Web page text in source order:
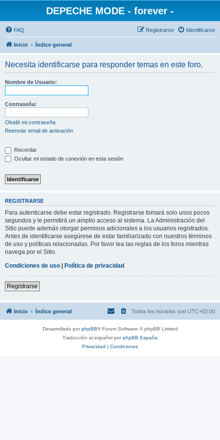
DEPECHE MODE - forever -
FAQ Identificarse
Registrarse
Inicio Índice general
Necesita identificarse para responder temas en este foro.
Nombre de Usuario:
Contraseña:
Olvidé mi contraseña
Reenviar email de activación
Recordar
Ocultar mi estado de conexión en esta sesión
REGISTRARSE
Para autenticarse debe estar registrado. Registrarse tomará solo unos pocos
segundos y le permitirá un amplio acceso al sistema. La Administración del
Sitio puede además otorgar permisos adicionales a los usuarios registrados.
Antes de identificarse asegúrese de estar familiarizado con nuestros términos
de uso y políticas relacionadas. Por favor lea las reglas de los foros mientras
navega por el Sitio.
Condiciones de uso | Política de privacidad
Registrarse
Inicio Índice general Todos los horarios son UTC+02:00
Desarrollado porphpBB® Forum Software © phpBB Limited
Traducción al español porphpBB España
Privacidad | Condiciones